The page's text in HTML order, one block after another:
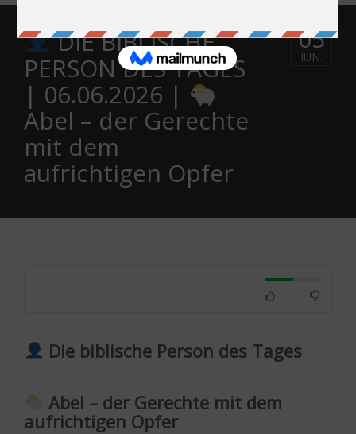
DIE BIBLISCHE
PERSON DES TAGES
| 06.06.2026 |
Abel – der Gerechte
mit dem
aufrichtigen Opfer
05
IUN.
Die biblische Person des Tages
Abel – der Gerechte mit dem
aufrichtigen Opfer